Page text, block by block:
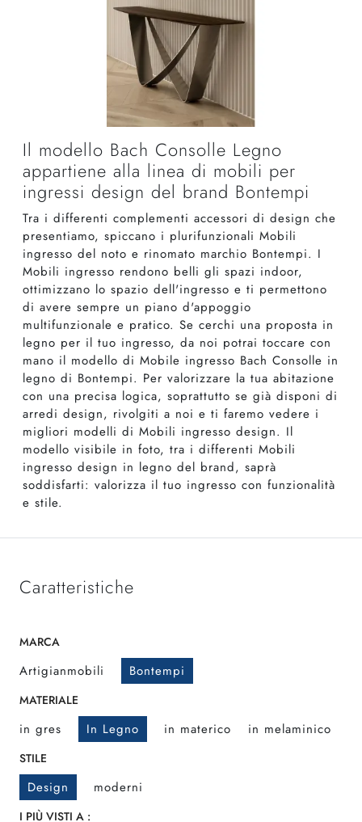
Il modello Bach Consolle Legno
appartiene alla linea di mobili per
ingressi design del brand Bontempi
Tra i differenti complementi accessori di design che
presentiamo, spiccano i plurifunzionali Mobili
ingresso del noto e rinomato marchio Bontempi. I
Mobili ingresso rendono belli gli spazi indoor,
ottimizzano lo spazio dell'ingresso e ti permettono
di avere sempre un piano d'appoggio
multifunzionale e pratico. Se cerchi una proposta in
legno per il tuo ingresso, da noi potrai toccare con
mano il modello di Mobile ingresso Bach Consolle in
legno di Bontempi. Per valorizzare la tua abitazione
con una precisa logica, soprattutto se già disponi di
arredi design, rivolgiti a noi e ti faremo vedere i
migliori modelli di Mobili ingresso design. Il
modello visibile in foto, tra i differenti Mobili
ingresso design in legno del brand, saprà
soddisfarti: valorizza il tuo ingresso con funzionalità
e stile.
Caratteristiche
MARCA
Artigianmobili Bontempi
MATERIALE
in gres In Legno in materico in melaminico
STILE
Design moderni
I PIÙ VISTI A :